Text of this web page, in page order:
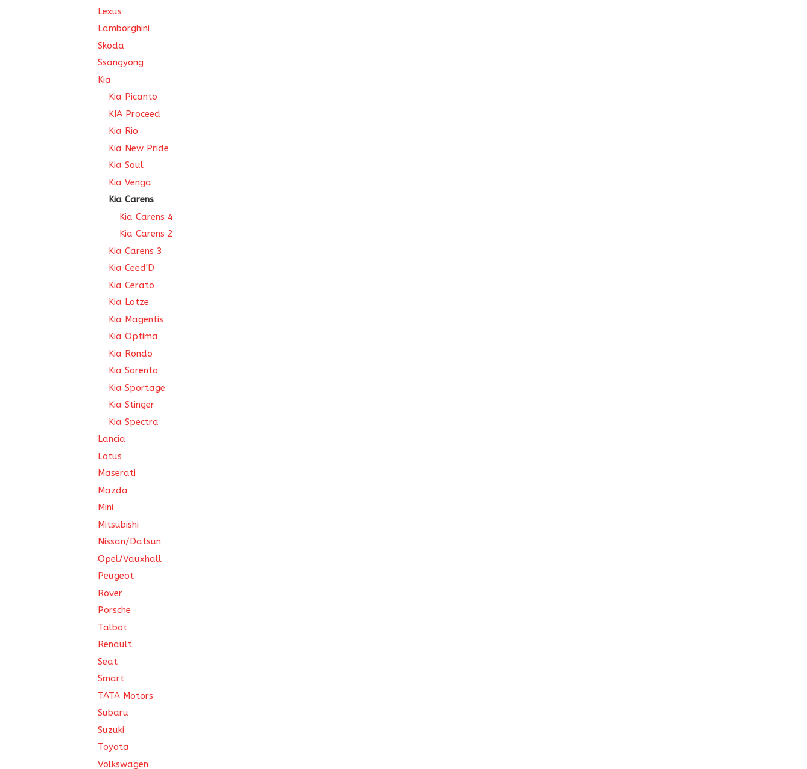
Lexus
Lamborghini
Skoda
Ssangyong
Kia
Kia Picanto
KIA Proceed
Kia Rio
Kia New Pride
Kia Soul
Kia Venga
Kia Carens
Kia Carens 4
Kia Carens 2
Kia Carens 3
Kia Ceed'D
Kia Cerato
Kia Lotze
Kia Magentis
Kia Optima
Kia Rondo
Kia Sorento
Kia Sportage
Kia Stinger
Kia Spectra
Lancia
Lotus
Maserati
Mazda
Mini
Mitsubishi
Nissan/Datsun
Opel/Vauxhall
Peugeot
Rover
Porsche
Talbot
Renault
Seat
Smart
TATA Motors
Subaru
Suzuki
Toyota
Volkswagen